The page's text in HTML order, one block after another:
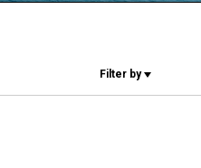
Filter by